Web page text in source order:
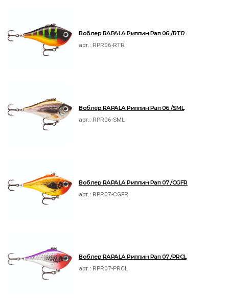
Воблер RAPALA Риппин Рап 06 /RTR
арт.: RPR06-RTR
Воблер RAPALA Риппин Рап 06 /SML
арт.: RPR06-SML
Воблер RAPALA Риппин Рап 07 /CGFR
арт.: RPR07-CGFR
Воблер RAPALA Риппин Рап 07 /PRCL
арт.: RPR07-PRCL